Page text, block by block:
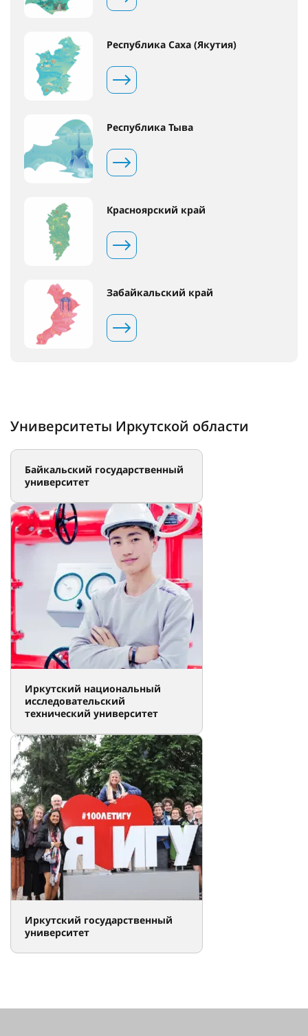
Республика Саха (Якутия)
Республика Тыва
Красноярский край
Забайкальский край
Университеты Иркутской области
Байкальский государственный
университет
Иркутский национальный
исследовательский
технический университет
Иркутский государственный
университет